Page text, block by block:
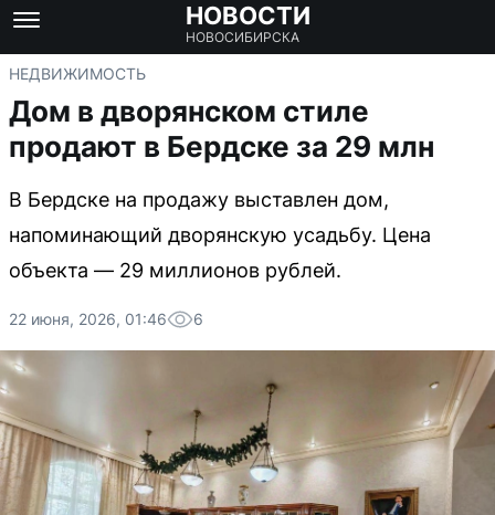
НОВОСТИ
НОВОСИБИРСКА
НЕДВИЖИМОСТЬ
Дом в дворянском стиле
продают в Бердске за 29 млн
В Бердске на продажу выставлен дом,
напоминающий дворянскую усадьбу. Цена
объекта — 29 миллионов рублей.
22 июня, 2026, 01:46 6